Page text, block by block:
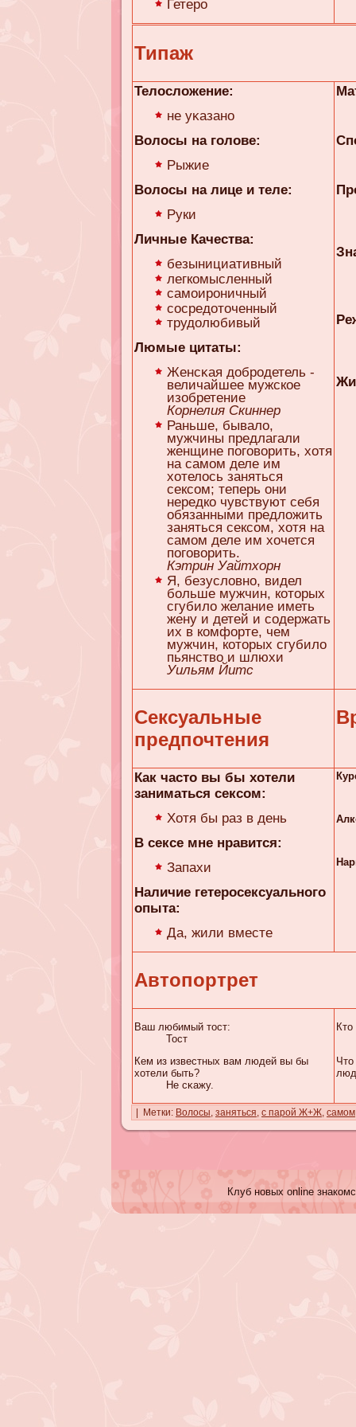
Гетеро
Типаж
Телосложение:
не уκaзано
Волосы на голове:
Рыжие
Волосы на лице и теле:
Руки
Личные Качества:
безынициативный
легкомысленный
самоироничный
сосредоточенный
трудолюбивый
Люмые цитаты:
Женсκaя добродетель -
величайшее мужское
изобретение
Корнелия Скиннер
Раньше, бывало,
мужчины предлагали
женщине поговорить, хотя
на самом деле им
хотелось заняться
сексом; теперь они
нередко чувствуют себя
обязанными предложить
заняться сексом, хотя на
самом деле им хочется
поговорить.
Кэтрин Уайтхорн
Я, безусловно, видел
больше мужчин, которых
сгубило желание иметь
жену и детей и содержать
их в комфорте, чем
мужчин, которых сгубило
пьянство и шлюхи
Уильям Йитс
Сексуальные
предпочтения
Как часто вы бы хотели
заниматься сексом:
Хотя бы раз в день
В сексе мне нравится:
Запахи
Наличие гетеросексуального
опыта:
Да, жили вместе
Автопортрет
Ваш любимый тост:
Тост
Кем из известных вам людей вы бы
хотели быть?
Не сκaжу.
| Метки: Волосы, заняться, с парой Ж+Ж, самом
Клуб новых online